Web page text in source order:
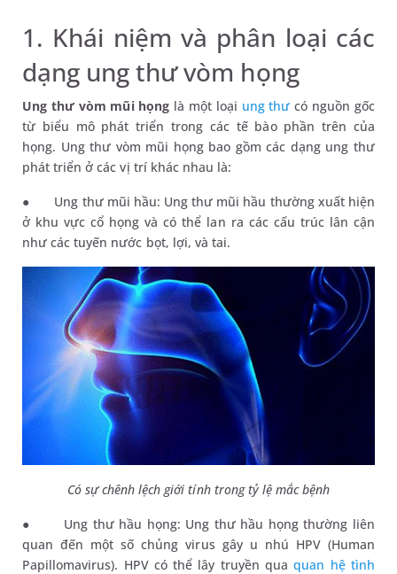
1. Khái niệm và phân loại các
dạng ung thư vòm họng
Ung thư vòm mũi họng là một loại ung thư có nguồn gốc
từ biểu mô phát triển trong các tế bào phần trên của
họng. Ung thư vòm mũi họng bao gồm các dạng ung thư
phát triển ở các vị trí khác nhau là:
●
Ung thư mũi hầu: Ung thư mũi hầu thường xuất hiện
ở khu vực cổ họng và có thể lan ra các cấu trúc lân cận
như các tuyến nước bọt, lợi, và tai.
Có sự chênh lệch giới tính trong tỷ lệ mắc bệnh
●
Ung thư hầu họng: Ung thư hầu họng thường liên
quan đến một số chủng virus gây u nhú HPV (Human
Papillomavirus). HPV có thể lây truyền quaquan hệ tình